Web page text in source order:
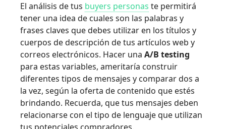
El análisis de tus buyers personas te permitirá
tener una idea de cuales son las palabras y
frases claves que debes utilizar en los títulos y
cuerpos de descripción de tus artículos web y
correos electrónicos. Hacer una A/B testing
para estas variables, ameritaría construir
diferentes tipos de mensajes y comparar dos a
la vez, según la oferta de contenido que estés
brindando. Recuerda, que tus mensajes deben
relacionarse con el tipo de lenguaje que utilizan